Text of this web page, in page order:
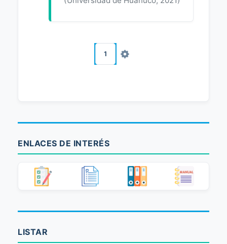
1
ENLACES DE INTERÉS
LISTAR